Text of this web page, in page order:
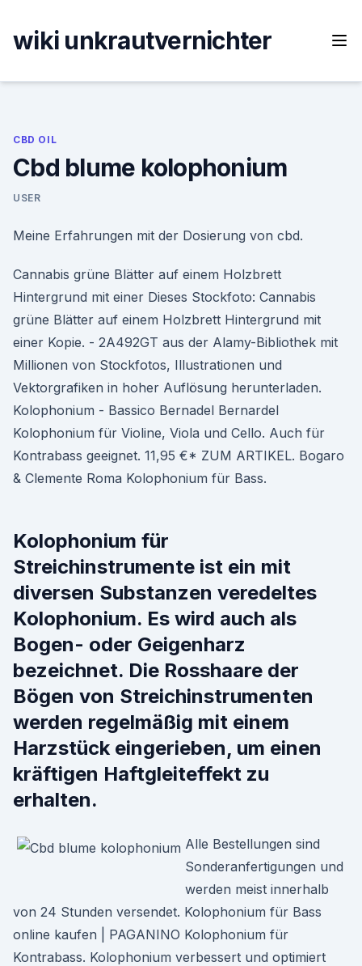
content
wiki unkrautvernichter
CBD OIL
Cbd blume kolophonium
USER
Meine Erfahrungen mit der Dosierung von cbd.
Cannabis grüne Blätter auf einem Holzbrett
Hintergrund mit einer Dieses Stockfoto: Cannabis
grüne Blätter auf einem Holzbrett Hintergrund mit
einer Kopie. - 2A492GT aus der Alamy-Bibliothek mit
Millionen von Stockfotos, Illustrationen und
Vektorgrafiken in hoher Auflösung herunterladen.
Kolophonium - Bassico Bernadel Bernardel
Kolophonium für Violine, Viola und Cello. Auch für
Kontrabass geeignet. 11,95 €* ZUM ARTIKEL. Bogaro
& Clemente Roma Kolophonium für Bass.
Kolophonium für
Streichinstrumente ist ein mit
diversen Substanzen veredeltes
Kolophonium. Es wird auch als
Bogen- oder Geigenharz
bezeichnet. Die Rosshaare der
Bögen von Streichinstrumenten
werden regelmäßig mit einem
Harzstück eingerieben, um einen
kräftigen Haftgleiteffekt zu
erhalten.
Alle Bestellungen sind
Sonderanfertigungen und
werden meist innerhalb
von 24 Stunden versendet. Kolophonium für Bass
online kaufen | PAGANINO Kolophonium für
Kontrabass. Kolophonium verbessert und optimiert